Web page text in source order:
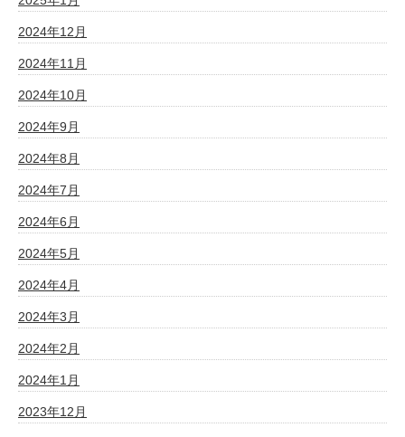
2024年12月
2024年11月
2024年10月
2024年9月
2024年8月
2024年7月
2024年6月
2024年5月
2024年4月
2024年3月
2024年2月
2024年1月
2023年12月